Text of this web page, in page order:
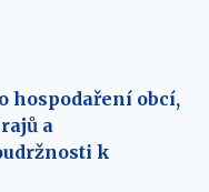
hospodaření obcí,
a
k